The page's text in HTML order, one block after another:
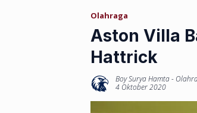
Olahraga
Aston Villa
Hattrick
Boy Surya Hamta-
4 Oktober 2020